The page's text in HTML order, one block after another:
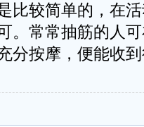
较简单的，在活
。常常抽筋的人
分按摩，便能收